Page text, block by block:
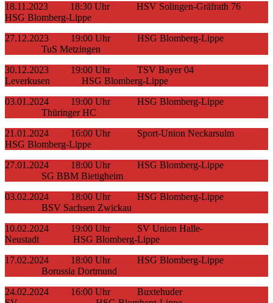
18.11.2023 18:30 Uhr HSV Solingen-Gräfrath 76
HSG Blomberg-Lippe
27.12.2023 19:00 Uhr HSG Blomberg-Lippe
TuS Metzingen
30.12.2023 19:00 Uhr TSV Bayer 04
Leverkusen HSG Blomberg-Lippe
03.01.2024 19:00 Uhr HSG Blomberg-Lippe
Thüringer HC
21.01.2024 16:00 Uhr Sport-Union Neckarsulm
HSG Blomberg-Lippe
27.01.2024 18:00 Uhr HSG Blomberg-Lippe
SG BBM Bietigheim
03.02.2024 18:00 Uhr HSG Blomberg-Lippe
BSV Sachsen Zwickau
10.02.2024 19:00 Uhr SV Union Halle-
Neustadt HSG Blomberg-Lippe
17.02.2024 18:00 Uhr HSG Blomberg-Lippe
Borussia Dortmund
24.02.2024 16:00 Uhr Buxtehuder